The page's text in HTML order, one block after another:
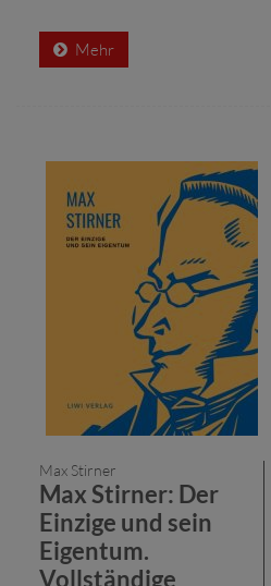
Mehr
Max Stirner
Max Stirner: Der
Einzige und sein
Eigentum.
Vollständige